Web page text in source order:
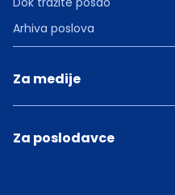
Arhiva poslova
Za medije
Za poslodavce